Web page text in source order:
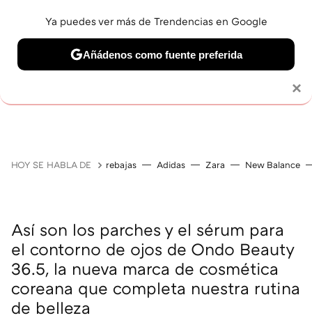
HOY SE HABLA DE rebajas Adidas Zara New Balance
Así son los parches y el sérum para
el contorno de ojos de Ondo Beauty
36.5, la nueva marca de cosmética
coreana que completa nuestra rutina
de belleza
×
Ya puedes ver más de Trendencias en Google
Añádenos como fuente preferida